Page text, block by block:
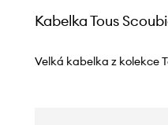
Kabelka Tous
Velká kabelka z kolekce